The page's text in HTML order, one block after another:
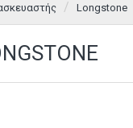
Longstone